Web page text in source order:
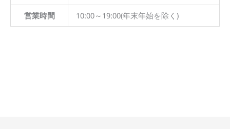
営業時間 10:00～19:00(年末年始を除く)